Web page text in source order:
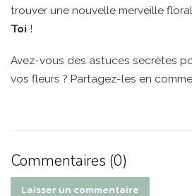
trouver une nouvelle merveille
Toi !
Avez-vous des astuces secrètes
vos fleurs ? Partagez-les en
Commentaires (0)
Laisser un commentaire